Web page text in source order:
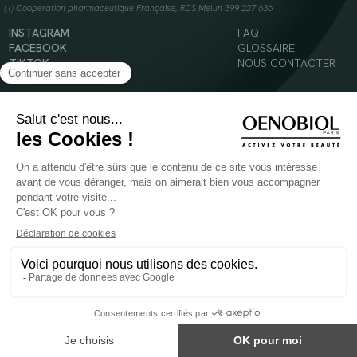
(1) Coopération pharmaceutique Française, RCS Melun 399 227 636
INSTAGRAM
FACEBOOK
TIKTOK
YOUTUBE
FAQ
GLOSSAIRE
NOUS CONTACTER
© 2024 Oenobiol Paris
Mentions légales
Politique en matière de cookies
POUR VOTRE SANTÉ, MANGEZ AU MOINS CINQ FRUITS ET LÉGUMES PAR JOUR -
Les complément alimentaires doivent être utilisés dans le cadre d'un mode de vie sain et
ne pas être utilisés comme substituts d'un régimes alimentaire varié et équilibré.